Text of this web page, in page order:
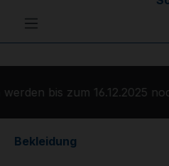
bis zum 16.12.2025
Bekleidung